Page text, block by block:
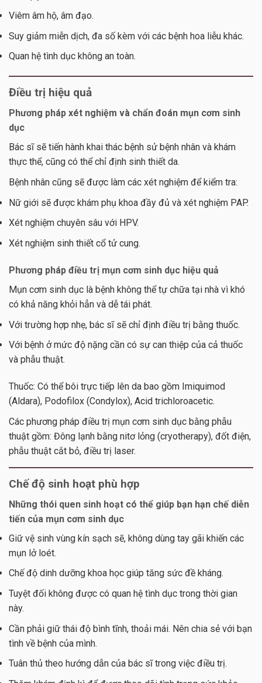
Viêm âm hộ, âm đạo.
Suy giảm miễn dịch, đa số kèm với các bệnh hoa liễu khác.
Quan hệ tình dục không an toàn.
Điều trị hiệu quả
Phương pháp xét nghiệm và chẩn đoán mụn cơm sinh
dục
Bác sĩ sẽ tiến hành khai thác bệnh sử bệnh nhân và khám
thực thể, cũng có thể chỉ định sinh thiết da.
Bệnh nhân cũng sẽ được làm các xét nghiệm để kiểm tra:
Nữ giới sẽ được khám phụ khoa đầy đủ và xét nghiệm PAP.
Xét nghiệm chuyên sâu với HPV.
Xét nghiệm sinh thiết cổ tử cung.
Phương pháp điều trị mụn cơm sinh dục hiệu quả
Mụn cơm sinh dục là bệnh không thể tự chữa tại nhà vì khó
có khả năng khỏi hẳn và dễ tái phát.
Với trường hợp nhẹ, bác sĩ sẽ chỉ định điều trị bằng thuốc.
Với bệnh ở mức độ nặng cần có sự can thiệp của cả thuốc
và phẫu thuật.
Thuốc: Có thể bôi trực tiếp lên da bao gồm Imiquimod
(Aldara), Podofilox (Condylox), Acid trichloroacetic.
Các phương pháp điều trị mụn cơm sinh dục bằng phẫu
thuật gồm: Đông lạnh bằng nitơ lỏng (cryotherapy), đốt điện,
phẫu thuật cắt bỏ, điều trị laser.
Chế độ sinh hoạt phù hợp
Những thói quen sinh hoạt có thể giúp bạn hạn chế diễn
tiến của mụn cơm sinh dục
Giữ vệ sinh vùng kín sạch sẽ, không dùng tay gãi khiến các
mụn lở loét.
Chế độ dinh dưỡng khoa học giúp tăng sức đề kháng.
Tuyệt đối không được có quan hệ tình dục trong thời gian
này.
Cần phải giữ thái độ bình tĩnh, thoải mái. Nên chia sẻ với bạn
tình về bệnh của mình.
Tuân thủ theo hướng dẫn của bác sĩ trong việc điều trị.